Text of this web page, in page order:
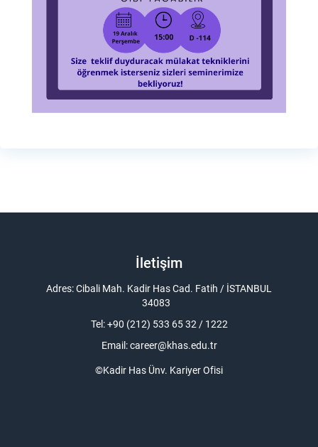
İletişim
Adres: Cibali Mah. Kadir Has Cad. Fatih / İSTANBUL
34083
Tel: +90 (212) 533 65 32 / 1222
Email:career@khas.edu.tr
©Kadir Has Ünv. Kariyer Ofisi